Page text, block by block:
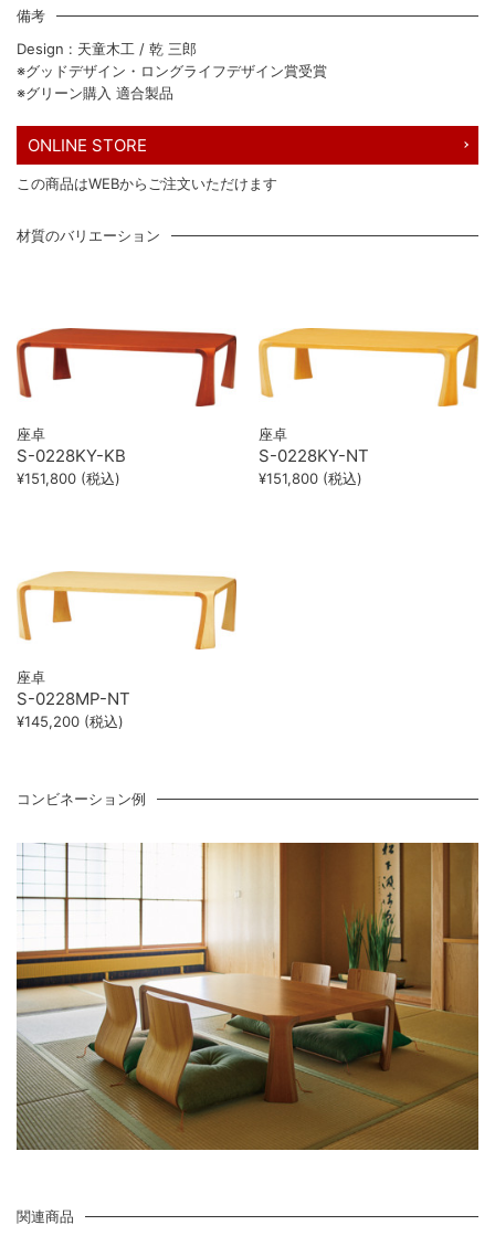
備考
Design : 天童木工 / 乾 三郎
※グッドデザイン・ロングライフデザイン賞受賞
※グリーン購入 適合製品
ONLINE STORE
この商品はWEBからご注文いただけます
材質のバリエーション
座卓
S-0228KY-KB
¥151,800 (税込)
座卓
S-0228KY-NT
¥151,800 (税込)
座卓
S-0228MP-NT
¥145,200 (税込)
コンビネーション例
関連商品